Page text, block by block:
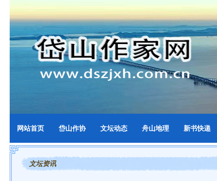
网站首页 岱山作协 文坛动态 舟山地理 新书快递
文坛资讯